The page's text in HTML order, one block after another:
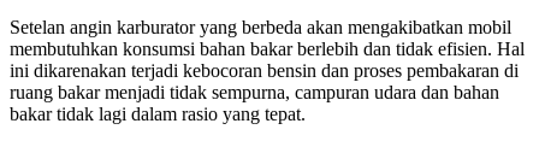
Setelan angin karburator yang berbeda akan mengakibatkan mobil
membutuhkan konsumsi bahan bakar berlebih dan tidak efisien. Hal
ini dikarenakan terjadi kebocoran bensin dan proses pembakaran di
ruang bakar menjadi tidak sempurna, campuran udara dan bahan
bakar tidak lagi dalam rasio yang tepat.